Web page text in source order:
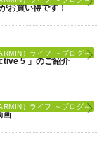
お買い得です！
）ライフ ～ブログ～
5 」のご紹介
）ライフ ～ブログ～
画